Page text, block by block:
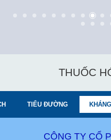
THUỐC
TIỂU ĐƯỜNG
CÔNG TY CỔ